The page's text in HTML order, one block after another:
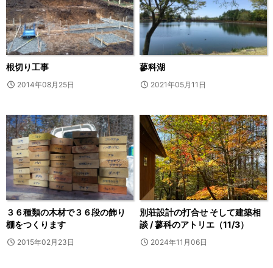
根切り工事
2014年08月25日
蓼科湖
2021年05月11日
３６種類の木材で３６段の飾り
棚をつくります
2015年02月23日
別荘設計の打合せ そして建築相
談 / 蓼科のアトリエ（11/3）
2024年11月06日